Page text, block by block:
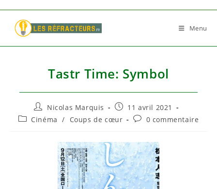
content
Menu
Tastr Time: Symbol
Auteur/autrice
de
la
Nicolas Marquis
Publication
publiée :
11 avril 2021
PostCinéma / Coups de cœur
Commentaires
publication :
0 commentaire